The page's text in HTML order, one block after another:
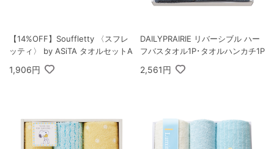
【14%OFF】Souffletty 〈スフレ
ッティ〉 by ASiTA タオルセットA
1,906円
DAILYPRAIRIE リバーシブル ハー
フバスタオル1P･タオルハンカチ1P
2,561円